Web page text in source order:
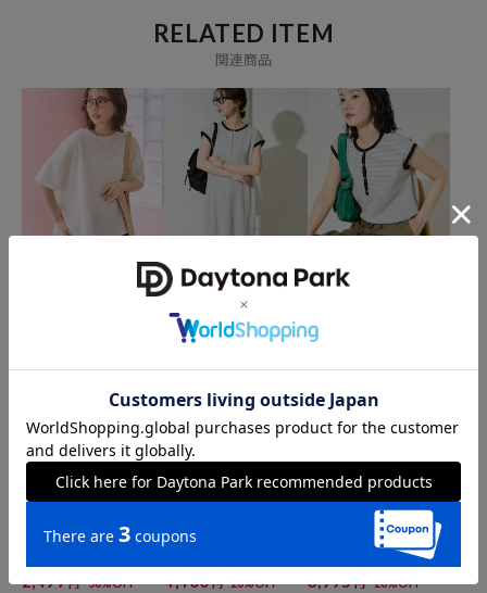
「アメリカの豊かさとワクワク・ドキドキを日本に伝えたい」という
想いからスタート。
1986年の創業以来、洋服を中心に、カルチャーやアートなど自分たち
が本当に良いと思うものをセレクト。積極的に楽しむ生活体験者＝フ
リークとして、豊かなライフスタイルの楽しみ方をリアルに提案する
セレクトショップ。
RELATED ITEM
関連商品
ミニ ワッフル ショート ラ
FREAK'S STORE
ヘンリー ボタン フレンチ
スリーブ ワンピース【限
定展開】
5,395円 10%OFF
FREAK'S STORE
スナップボタン ヘンリー
2,970
ライト ワッフル ヘンリー
シャツ【限定展開】
2,497円 50%OFF
<接触冷感>ヘンリーボタ
展開】
4,400円 20%OFF
FREAK'S STORE
ポコポコ チェック イージ
ー パンツ【限定展開】
3,995円 20%OFF